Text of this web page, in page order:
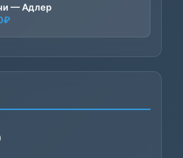
— Адлер
₽